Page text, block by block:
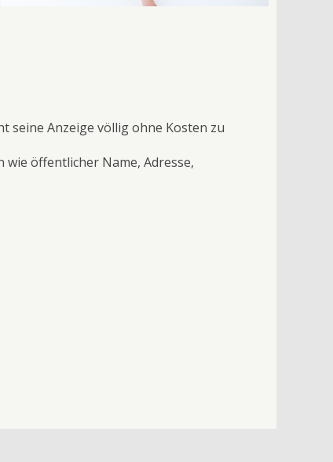
seine Anzeige völlig ohne Kosten zu
öffentlicher Name, Adresse,